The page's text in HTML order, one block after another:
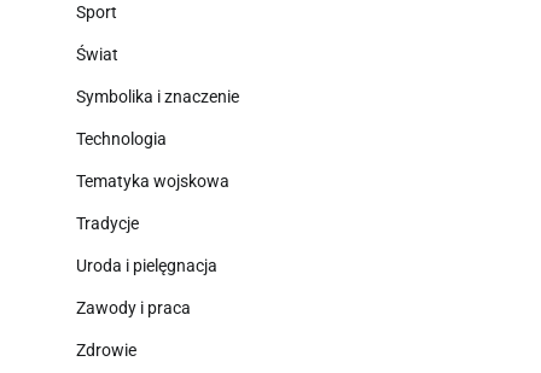
Sport
Świat
Symbolika i znaczenie
Technologia
Tematyka wojskowa
Tradycje
Uroda i pielęgnacja
Zawody i praca
Zdrowie